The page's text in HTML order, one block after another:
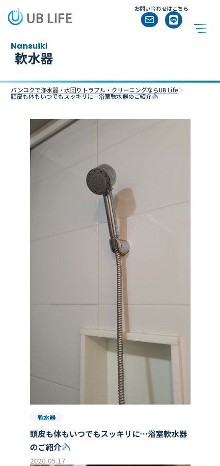
お問い合わせはこちら
nansuiki
軟水器
バンコクで浄水器・水回りトラブル・クリーニングならUB Life＞
頭皮も体もいつでもスッキリに…浴室軟水器のご紹介
軟水器
頭皮も体もいつでもスッキリに…浴室軟水器
のご紹介
2020.05.17